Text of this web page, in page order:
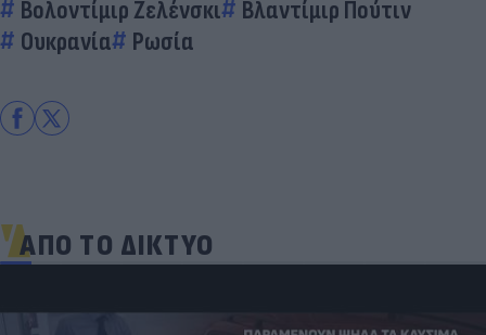
Βολοντίμιρ Ζελένσκι
Βλαντίμιρ Πούτιν
Ουκρανία
Ρωσία
ΑΠΟ ΤΟ ΔΙΚΤΥΟ